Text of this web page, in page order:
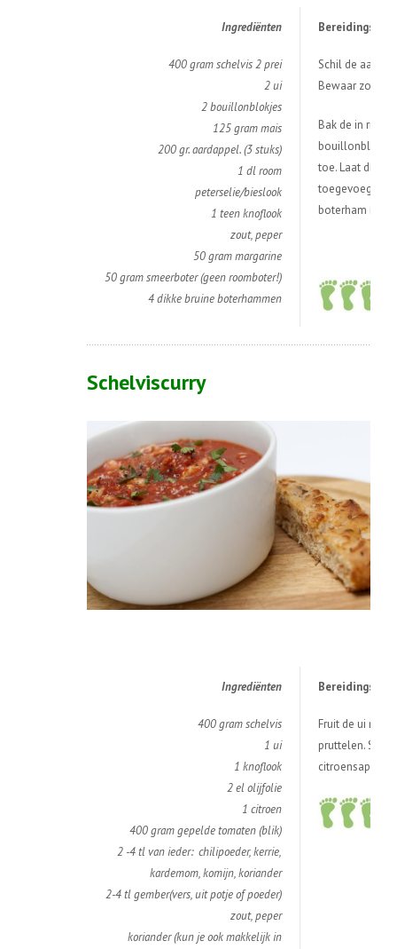
Ingrediënten
400 gram schelvis2 prei
2 ui
2 bouillonblokjes
125 gram mais
200 gr. aardappel. (3 stuks)
1 dl room
peterselie/bieslook
1 teen knoflook
zout, peper
50 gram margarine
50 gram smeerboter (geen roomboter!)
4 dikke bruine boterhammen
Schil de
Bewaar zowel
Bak de in
bouillonblokjes
toe. Laat dit 10
toegevoegd.
boterham met
Schelviscurry
Ingrediënten
400 gram schelvis
1 ui
1 knoflook
2 el olijfolie
1 citroen
400 gram gepelde tomaten (blik)
2 -4 tl van ieder: chilipoeder, kerrie,
kardemom, komijn, koriander
2-4 tl gember(vers, uit potje of poeder)
zout, peper
koriander (kun je ook makkelijk in
Fruit de ui met
pruttelen.
citroensap